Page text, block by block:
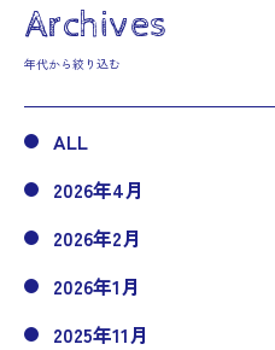
Archives
年代から絞り込む
ALL
2026年4月
2026年2月
2026年1月
2025年11月